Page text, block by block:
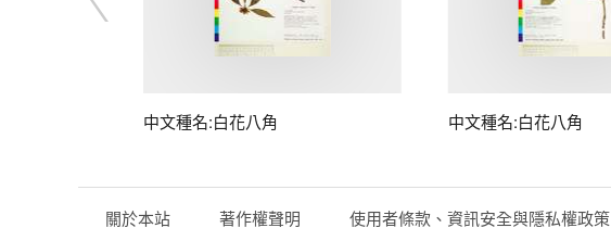
中文種名:白花八角 中文種名:白花八角
關於本站 著作權聲明 使用者條款、資訊安全與隱私權政策